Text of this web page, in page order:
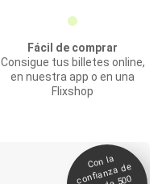
Fácil de comprar
Consigue tus billetes online,
en nuestra app o en una
Flixshop
Con la
confianza de